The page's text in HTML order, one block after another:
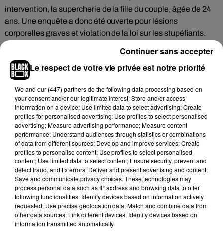
intervention, la supercherie de la fille du couple, âgée de 24
ans. Une enquête a donc été ouverte pour lésions
corporelles graves et violation de la loi sur les stupéfiants.
Hip-Hop News
5 août 2026
Russ frappe fort avec son nouveau
single « Coulda Shoulda Woulda »
5 août 2026
Tiakola annonce le premier concert de
son WpointM Tour
Le respect de votre vie privée est notre priorité
We and our (447) partnersdo the following data processing based on
your consent and/or our legitimate interest: Store and/or access
information on a device; Use limited data to select advertising; Create
profiles for personalised advertising; Use profiles to select personalised
advertising; Measure advertising performance; Measure content
performance; Understand audiences through statistics or combinations
of data from different sources; Develop and improve services; Create
profiles to personalise content; Use profiles to select personalised
content; Use limited data to select content; Ensure security, prevent and
detect fraud, and fix errors; Deliver and present advertising and content;
Save and communicate privacy choices. These technologies may
process personal data such as IP address and browsing data to offer
following functionalities: Identify devices based on information actively
requested; Use precise geolocation data; Match and combine data from
other data sources; Link different devices; Identify devices based on
information transmitted automatically.
Continuer sans accepter